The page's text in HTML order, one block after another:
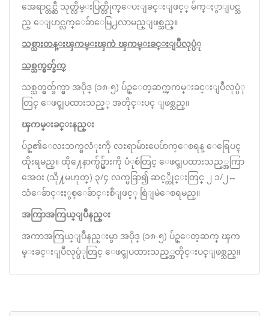
အေရာင္တင္ဆီ သုတ္လိမ္းပြတ္တိုက္ေပးျခင္းျဖင့္ မ်က္ႏွာျပင္သ
ည္ ေျပာင္လက္ေခ်ာေမြ႕လာမည္ျဖစ္သည္။
သစ္သားတန္းၾကမ္းၾကဲ ၾကမ္းခင္းျပဳလုပ္ပံု
သစ္သက္မွတ္ခ်က္
သစ္သတ္မွတ္ခ်က္မွာ အပိုဒ္ (၁၈-၅) ပ်ဥ္ေတ့ဆက္ၾကမ္းခင္းျပဳလုပ္ပံု
တြင္ ေဖၚျပထားသည့္ အတိုင္းပင္ ျဖစ္သည္။
ၾကမ္းခင္းနည္း
ပ်ဥ္၏ေလးဘက္စလံုးကို လႊရာမ်ားပေပ်ာက္ေစရန္ ေရြေပၚ
ထိုးရမည္။ ထို႔ေနာက္ပ်ဥ္မ်ားကို ပံုစံတြင္ ေဖၚျပထားသည့္အကြာ
အေဝး (သို႔မဟုတ္) ၃/၄ လက္မခြာ၍ ဆင့္တိုင္းတြင္ ၂ ၁/၂↔
သံေခ်ာင္းႏွစ္ေခ်ာင္းစီျဖင့္ စြဲျမဲေစရမည္။
အကြာအကြယ္ျပဳနည္း
အကာအကြယ္ျပဳနည္းမွာ အပိုဒ္ (၁၈-၅) ပ်ဥ္ေတ့ဆက္ ၾက
မ္းခင္းျပဳလုပ္ပံုတြင္ ေဖၚျပထားသည့္အတိုင္းပင္ျဖစ္သည္။